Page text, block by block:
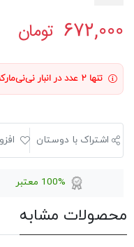
۶۷۲,۰۰۰ تومان
تنها ۲ عدد در انبار نی‌نی‌مارکت باقی مانده
اشتراک با دوستان
100% معتبر
محصولات مشابه